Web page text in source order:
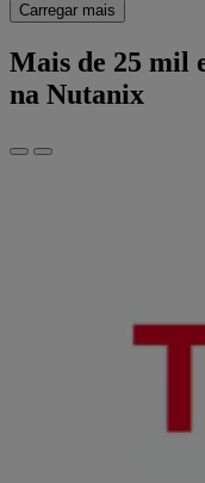
Carregar mais
Mais de 25 mil
na Nutanix